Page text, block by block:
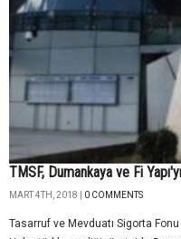
TMSF, Dumankaya ve Fi
MART 4TH, 2018 | 0 COMMENTS
Tasarruf ve Mevduatı Sigorta